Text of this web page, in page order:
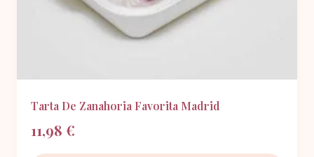
Tarta De Zanahoria Favorita Madrid
11,98 €